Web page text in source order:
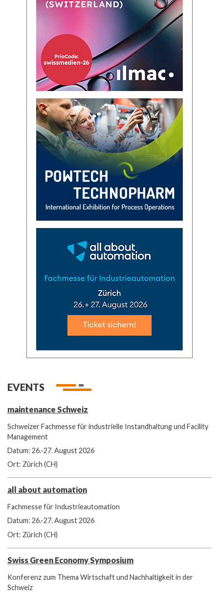
EVENTS
maintenance Schweiz
Schweizer Fachmesse für industrielle Instandhaltung und Facility
Management
Datum: 26.-27. August 2026
Ort: Zürich (CH)
all about automation
Fachmesse für Industrieautomation
Datum: 26.-27. August 2026
Ort: Zürich (CH)
Swiss Green Economy Symposium
Konferenz zum Thema Wirtschaft und Nachhaltigkeit in der
Schweiz